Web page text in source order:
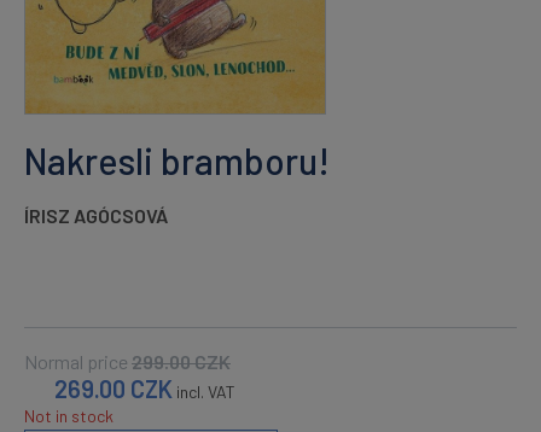
Nakresli bramboru!
ÍRISZ AGÓCSOVÁ
Normal price 299.00CZK
269.00 CZK incl. VAT
Not in stock